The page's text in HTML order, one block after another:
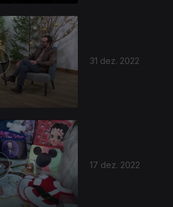
31 dez. 2022
17 dez. 2022